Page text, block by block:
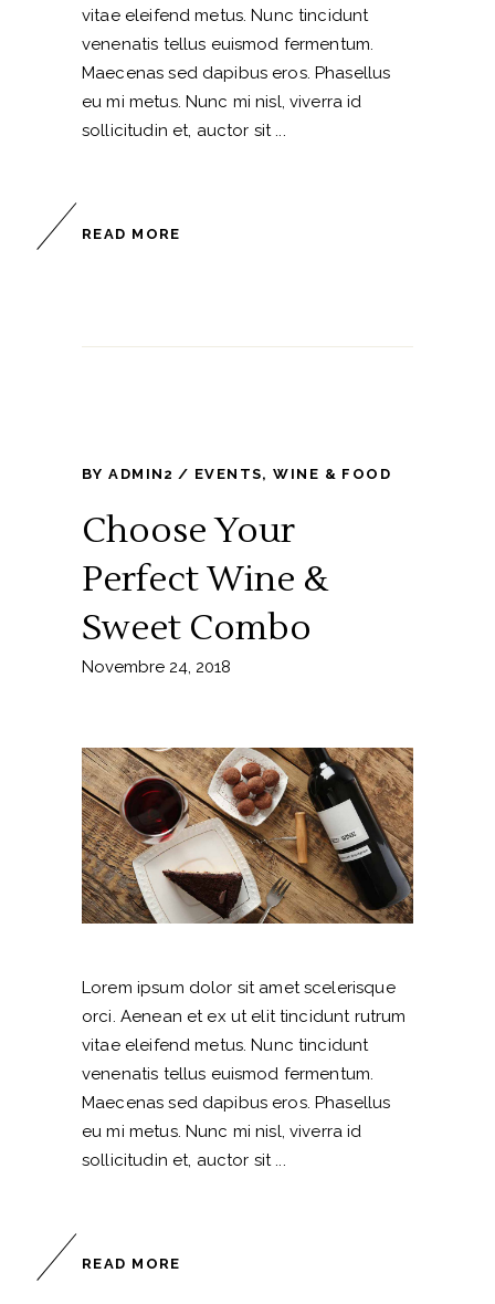
vitae eleifend metus. Nunc tincidunt
venenatis tellus euismod fermentum.
Maecenas sed dapibus eros. Phasellus
eu mi metus. Nunc mi nisl, viverra id
sollicitudin et, auctor sit
READ MORE
BYADMIN2 EVENTS,WINE & FOOD
Choose Your
Perfect Wine &
Sweet Combo
Novembre 24, 2018
Lorem ipsum dolor sit amet scelerisque
orci. Aenean et ex ut elit tincidunt rutrum
vitae eleifend metus. Nunc tincidunt
venenatis tellus euismod fermentum.
Maecenas sed dapibus eros. Phasellus
eu mi metus. Nunc mi nisl, viverra id
sollicitudin et, auctor sit
READ MORE